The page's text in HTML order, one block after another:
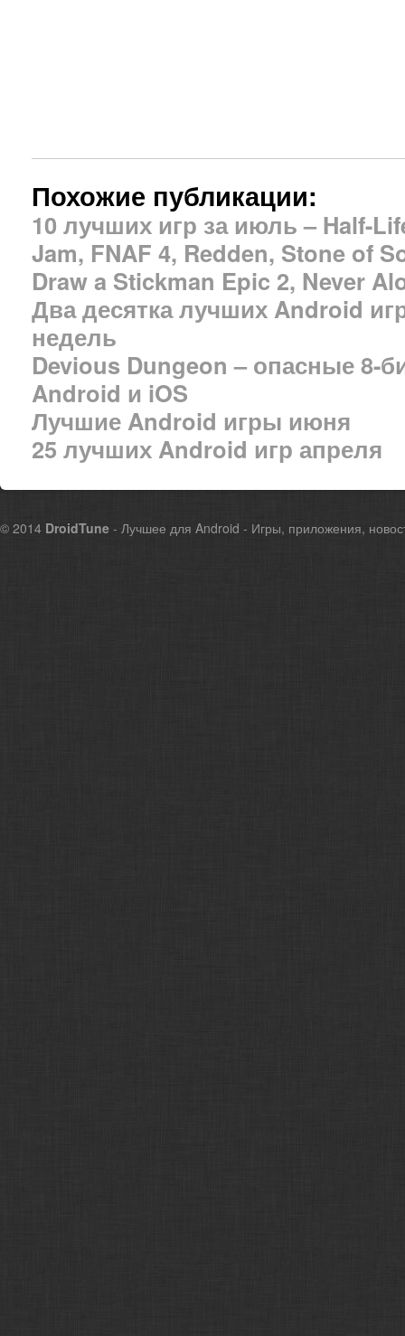
Похожие публикации:
10 лучших игр за июль – Half-
Jam, FNAF 4, Redden, Stone of
Draw a Stickman Epic 2, Never
Два десятка лучших Android
недель
Devious Dungeon – опасные 8-
Android и iOS
Лучшие Android игры июня
25 лучших Android игр апреля
© 2014 DroidTune - Лучшее для Android - Игры, приложения,